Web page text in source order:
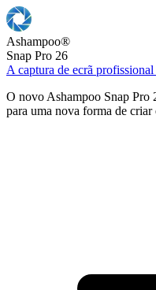
Ashampoo®
Snap Pro 26
A captura de ecrã
O novo Ashampoo Snap Pro
para uma nova forma de criar